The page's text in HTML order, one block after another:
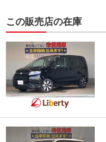
この販売店の在庫